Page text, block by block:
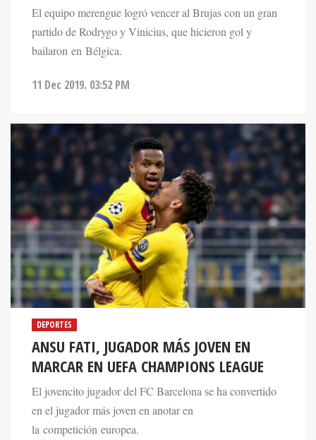
El equipo merengue logró vencer al Brujas con un gran
partido de Rodrygo y Vinicius, que hicieron gol y
bailaron en Bélgica.
11 Dec 2019. 03:52 PM
DEPORTES
ANSU FATI, JUGADOR MÁS JOVEN EN
MARCAR EN UEFA CHAMPIONS LEAGUE
El jovencito jugador del FC Barcelona se ha convertido
en el jugador más joven en anotar en
la competición europea.